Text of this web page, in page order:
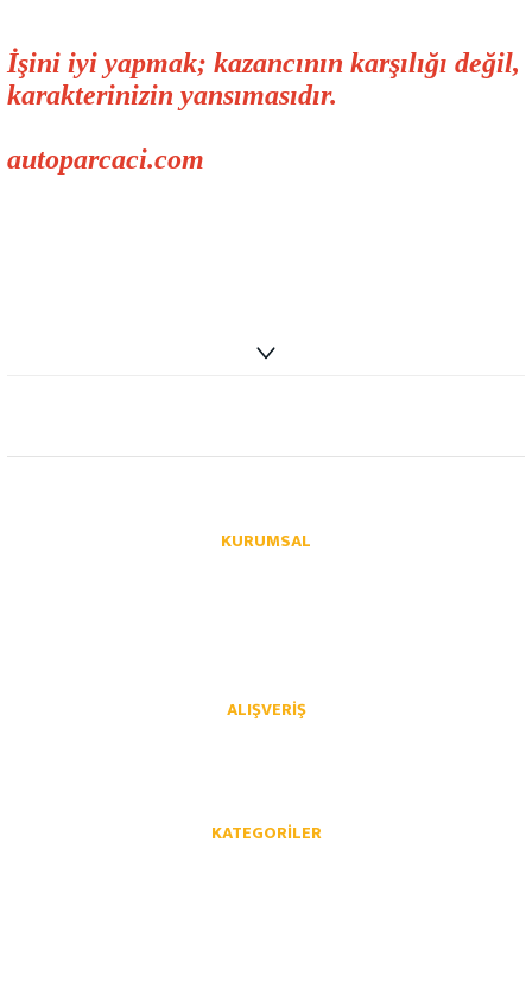
İşini iyi yapmak; kazancının karşılığı değil,
karakterinizin yansımasıdır.
autoparcaci.com
KURUMSAL
ALIŞVERIŞ
KATEGORILER